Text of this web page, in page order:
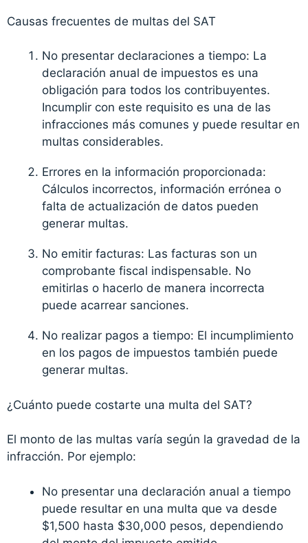
Causas frecuentes de multas del SAT
No presentar declaraciones a tiempo: La
declaración anual de impuestos es una
obligación para todos los contribuyentes.
Incumplir con este requisito es una de las
infracciones más comunes y puede resultar en
multas considerables.
Errores en la información proporcionada:
Cálculos incorrectos, información errónea o
falta de actualización de datos pueden
generar multas.
No emitir facturas: Las facturas son un
comprobante fiscal indispensable. No
emitirlas o hacerlo de manera incorrecta
puede acarrear sanciones.
No realizar pagos a tiempo: El incumplimiento
en los pagos de impuestos también puede
generar multas.
¿Cuánto puede costarte una multa del SAT?
El monto de las multas varía según la gravedad de la
infracción. Por ejemplo:
No presentar una declaración anual a tiempo
puede resultar en una multa que va desde
$1,500 hasta $30,000 pesos, dependiendo